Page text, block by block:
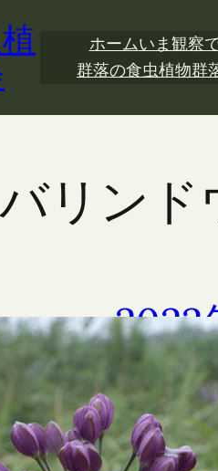
ホームいま観察
群落の食虫植物群
リンド
ヤマ
2022年10月
ヤマラッキョウ、
日（22・23日）は